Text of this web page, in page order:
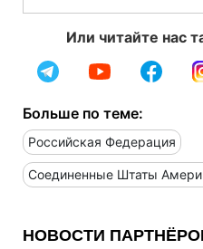
Или читайте нас
Больше по теме:
Российская Федерация
Соединенные Штаты